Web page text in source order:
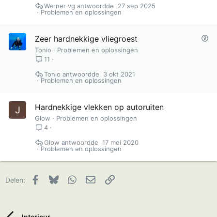
Problemen en oplossingen
27 sep 2025
Werner vg
V
Zeer hardnekkige vliegroest
Tonio
Problemen en oplossingen
11
Problemen en oplossingen
3 okt 2021
Tonio
Hardnekkige vlekken op autoruiten
Glow
Problemen en oplossingen
4
Problemen en oplossingen
17 mei 2020
Glow
Delen: Facebook
BlueskyWhatsApp
E-mailLink